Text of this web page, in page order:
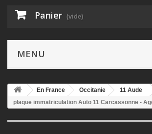
Panier (vide)
MENU
En France Occitanie 11 Aude
plaque immatriculation Auto 11 Carcassonne -